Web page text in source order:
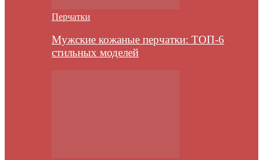
Перчатки
Мужские кожаные перчатки: ТОП-6
стильных моделей